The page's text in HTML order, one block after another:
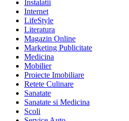
Instalatii
Internet
LifeStyle
Literatura
Magazin Online
Marketing Publicitate
Medicina
Mobilier
Proiecte Imobiliare
Retete Culinare
Sanatate
Sanatate si Medicina
Scoli